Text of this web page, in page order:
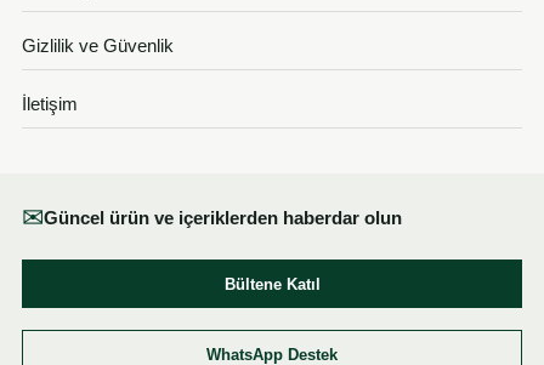
Gizlilik ve Güvenlik
İletişim
✉Güncel ürün ve içeriklerden haberdar olun
Bültene Katıl
WhatsApp Destek